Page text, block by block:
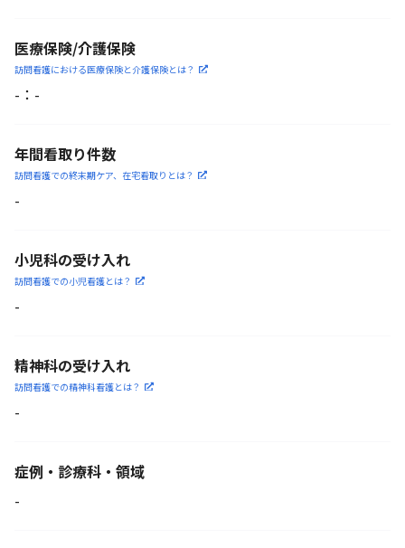
医療保険/介護保険
訪問看護における医療保険と介護保険とは？
- ： -
年間看取り件数
訪問看護での終末期ケア、 在宅看取りとは？
-
小児科の受け入れ
訪問看護での小児看護とは？
-
精神科の受け入れ
訪問看護での精神科看護とは？
-
症例・診療科・ 領域
-